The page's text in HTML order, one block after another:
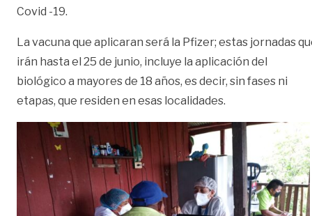
Covid -19.
La vacuna que aplicaran será la Pfizer; estas jornadas
irán hasta el 25 de junio, incluye la aplicación del
biológico a mayores de 18 años, es decir, sin fases ni
etapas, que residen en esas localidades.